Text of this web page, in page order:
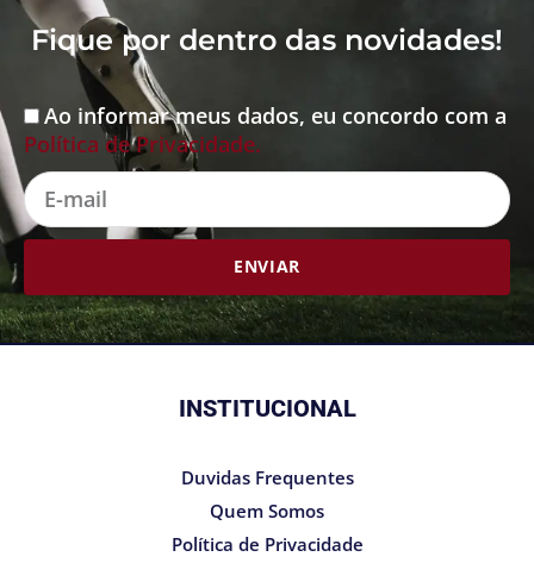
Fique por dentro das novidades!
Ao informar meus dados, eu concordo com a
Política de Privacidade.
E-
mail
ENVIAR
INSTITUCIONAL
Duvidas Frequentes
Quem Somos
Política de Privacidade